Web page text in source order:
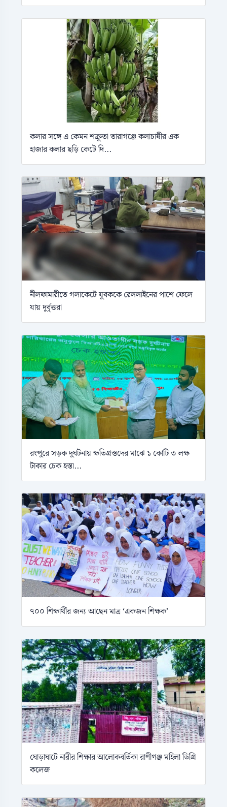
কলার সঙ্গে এ কেমন শক্রুতা তারাগঞ্জে কলাচাষীর এক
হাজার কলার ছড়ি কেটে দি...
নীলফামারীতে গলাকেটে যুবককে রেললাইনের পাশে ফেলে
যায় দুর্বৃত্তরা
রংপুরে সড়ক দুর্ঘটনায় ক্ষতিগ্রস্তদের মাঝে ১ কোটি ৩ লক্ষ
টাকার চেক হস্তা...
৭০০ শিক্ষার্থীর জন্য আছেন মাত্র ‘একজন শিক্ষক’
ঘোড়াঘাটে নারীর শিক্ষার আলোকবর্তিকা রাণীগঞ্জ মহিলা ডিগ্রি
কলেজ